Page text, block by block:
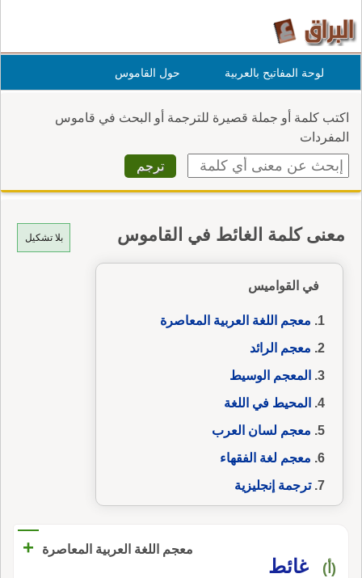
لوحة المفاتيح بالعربية حول القاموس
اكتب كلمة أو جملة قصيرة للترجمة أو البحث في قاموس
المفردات
بلا تشكيل معنى كلمة الغائط في القاموس
في القواميس
معجم اللغة العربية المعاصرة
معجم الرائد
المعجم الوسيط
المحيط في اللغة
معجم لسان العرب
معجم لغة الفقهاء
ترجمة إنجليزية
معجم اللغة العربية المعاصرة +
(أ) غائط